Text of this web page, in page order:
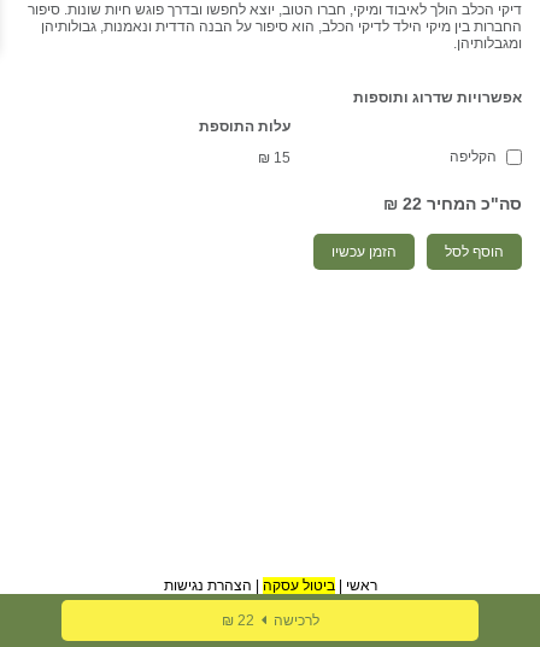
דיקי הכלב הולך לאיבוד ומיקי, חברו הטוב, יוצא לחפשו ובדרך פוגש חיות שונות. סיפור
החברות בין מיקי הילד לדיקי הכלב, הוא סיפור על הבנה הדדית ונאמנות, גבולותיהן
ומגבלותיהן.
אפשרויות שדרוג ותוספות
עלות התוספת
הקליפה
15
₪
סה"כ המחיר 22 ₪
הוסף לסל הזמן עכשיו
ראשי |ביטול עסקה הצהרת נגישות
לרכישה 22 ₪